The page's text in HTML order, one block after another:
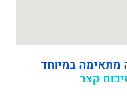
מתאימה במיוחד
קצר